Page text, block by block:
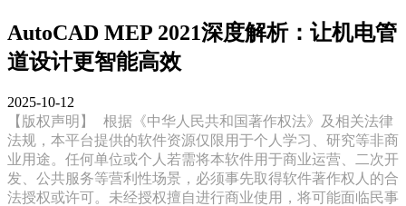
AutoCAD MEP 2021深度解析：让机电管
道设计更智能高效
2025-10-12
【版权声明】
根据《中华人民共和国著作权法》及相关法律
法规，本平台提供的软件资源仅限用于个人学习、研究等非商
业用途。任何单位或个人若需将本软件用于商业运营、二次开
发、公共服务等营利性场景，必须事先取得软件著作权人的合
法授权或许可。未经授权擅自进行商业使用，将可能面临民事